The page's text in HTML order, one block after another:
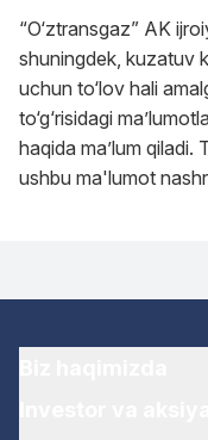
“O‘ztransgaz” AK
shuningdek, kuzatuv
uchun to‘lov hali
to‘g‘risidagi
haqida ma’lum
ushbu ma'lumot